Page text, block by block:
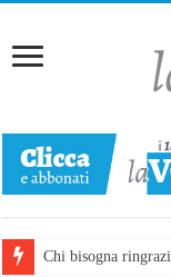
Chi bisogna